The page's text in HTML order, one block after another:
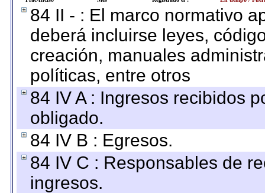
84 II - : El marco normativo
deberá incluirse leyes,
creación, manuales
políticas, entre otros
84 IV A : Ingresos recibidos
obligado.
84 IV B : Egresos.
84 IV C : Responsables de
ingresos.